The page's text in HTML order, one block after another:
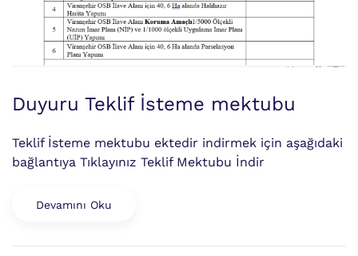
Duyuru Teklif İsteme mektubu
Teklif İsteme mektubu ektedir indirmek için aşağıdaki
bağlantıya Tıklayınız Teklif Mektubu İndir
Devamını Oku